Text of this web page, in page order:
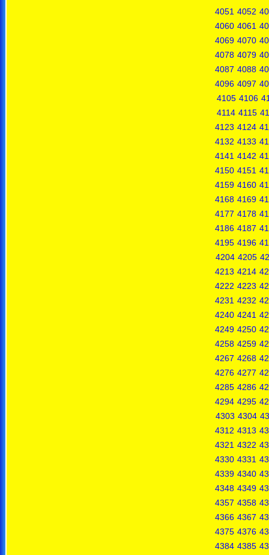
4051 4052
4060 4061
4069 4070
4078 4079
4087 4088
4096 4097
4105 4106
4114 4115
4123 4124
4132 4133
4141 4142
4150 4151
4159 4160
4168 4169
4177 4178
4186 4187
4195 4196
4204 4205
4213 4214
4222 4223
4231 4232
4240 4241
4249 4250
4258 4259
4267 4268
4276 4277
4285 4286
4294 4295
4303 4304
4312 4313
4321 4322
4330 4331
4339 4340
4348 4349
4357 4358
4366 4367
4375 4376
4384 4385